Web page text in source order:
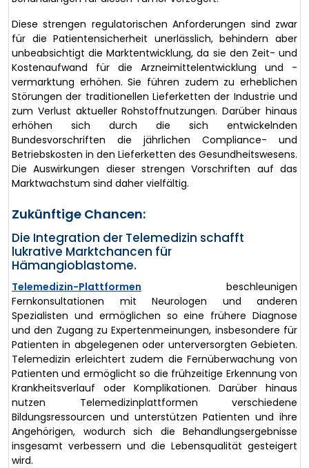
Diese strengen regulatorischen Anforderungen sind zwar
für die Patientensicherheit unerlässlich, behindern aber
unbeabsichtigt die Marktentwicklung, da sie den Zeit- und
Kostenaufwand für die Arzneimittelentwicklung und -
vermarktung erhöhen. Sie führen zudem zu erheblichen
Störungen der traditionellen Lieferketten der Industrie und
zum Verlust aktueller Rohstoffnutzungen. Darüber hinaus
erhöhen sich durch die sich entwickelnden
Bundesvorschriften die jährlichen Compliance- und
Betriebskosten in den Lieferketten des Gesundheitswesens.
Die Auswirkungen dieser strengen Vorschriften auf das
Marktwachstum sind daher vielfältig.
Zukünftige Chancen:
Die Integration der Telemedizin schafft
lukrative Marktchancen für
Hämangioblastome.
Telemedizin-Plattformen beschleunigen
Fernkonsultationen mit Neurologen und anderen
Spezialisten und ermöglichen so eine frühere Diagnose
und den Zugang zu Expertenmeinungen, insbesondere für
Patienten in abgelegenen oder unterversorgten Gebieten.
Telemedizin erleichtert zudem die Fernüberwachung von
Patienten und ermöglicht so die frühzeitige Erkennung von
Krankheitsverlauf oder Komplikationen. Darüber hinaus
nutzen Telemedizinplattformen verschiedene
Bildungsressourcen und unterstützen Patienten und ihre
Angehörigen, wodurch sich die Behandlungsergebnisse
insgesamt verbessern und die Lebensqualität gesteigert
wird.